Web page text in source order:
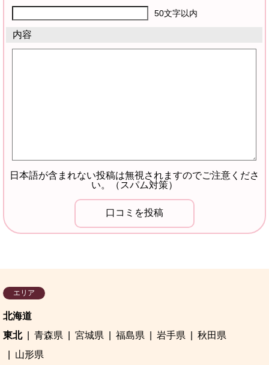
50文字以内
内容
日本語が含まれない投稿は無視されますのでご注意くださ
い。（スパム対策）
エリア
北海道
東北
青森県 宮城県 福島県 岩手県
秋田県
山形県